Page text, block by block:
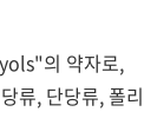
의 약자로,
류, 단당류, 폴리